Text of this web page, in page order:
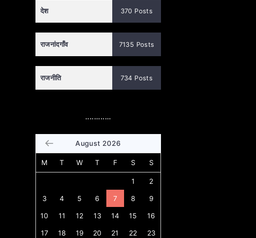
देश 370 Posts
राजनांदगाँव 7135 Posts
राजनीति 734 Posts
............
August 2026
M T W T F S S
1 2
3 4 5 6 7 8 9
10 11 12 13 14 15 16
17 18 19 20 21 22 23